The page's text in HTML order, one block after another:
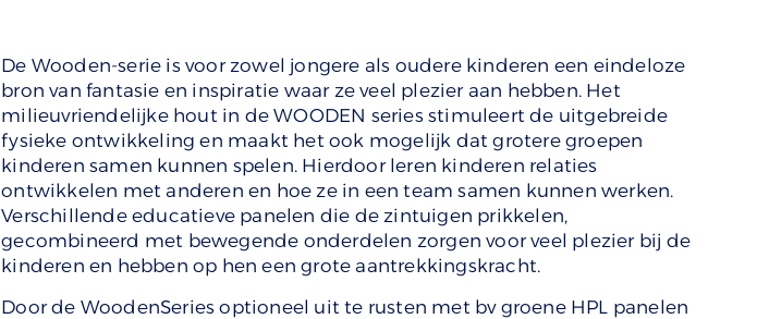
De Wooden-serie is voor zowel jongere als oudere kinderen een eindeloze
bron van fantasie en inspiratie waar ze veel plezier aan hebben. Het
milieuvriendelijke hout in de WOODEN series stimuleert de uitgebreide
fysieke ontwikkeling en maakt het ook mogelijk dat grotere groepen
kinderen samen kunnen spelen. Hierdoor leren kinderen relaties
ontwikkelen met anderen en hoe ze in een team samen kunnen werken.
Verschillende educatieve panelen die de zintuigen prikkelen,
gecombineerd met bewegende onderdelen zorgen voor veel plezier bij de
kinderen en hebben op hen een grote aantrekkingskracht.
Door de WoodenSeries optioneel uit te rusten met bv groene HPL panelen